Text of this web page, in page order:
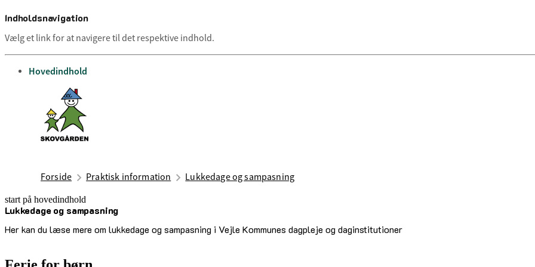
Indholdsnavigation
Vælg et link for at navigere til det respektive indhold.
gå til
Hovedindhold
Forside Praktisk information Lukkedage og sampasning
start på hovedindhold
Lukkedage og sampasning
Her kan du læse mere om lukkedage og sampasning i Vejle Kommunes dagpleje og daginstitutioner
senest opdateret 10. juli 2025